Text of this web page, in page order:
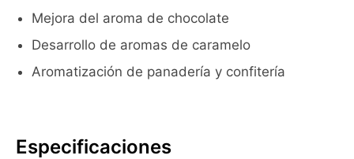
Mejora del aroma de chocolate
Desarrollo de aromas de caramelo
Aromatización de panadería y confitería
Especificaciones